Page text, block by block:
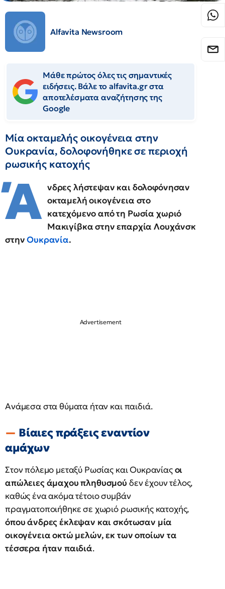
Alfavita Newsroom
Μάθε πρώτος όλες τις σημαντικές
ειδήσεις. Βάλε το alfavita.gr στα
αποτελέσματα αναζήτησης της
Google
Μία οκταμελής οικογένεια στην
Ουκρανία, δολοφονήθηκε σε περιοχή
ρωσικής κατοχής
Ά νδρες λήστεψαν και δολοφόνησαν
οκταμελή οικογένεια στο
κατεχόμενο από τη Ρωσία χωριό
Μακιγίβκα στην επαρχία Λουχάνσκ
στηνΟυκρανία.
Ανάμεσα στα θύματα ήταν και παιδιά.
Βίαιες πράξεις εναντίον
αμάχων
Στον πόλεμο μεταξύ Ρωσίας και Ουκρανίαςοι
απώλειες άμαχου πληθυσμού δεν έχουν τέλος,
καθώς ένα ακόμα τέτοιο συμβάν
πραγματοποιήθηκε σε χωριό ρωσικής κατοχής,
όπου άνδρες έκλεψαν και σκότωσαν μία
οικογένεια οκτώ μελών, εκ των οποίων τα
τέσσερα ήταν παιδιά.